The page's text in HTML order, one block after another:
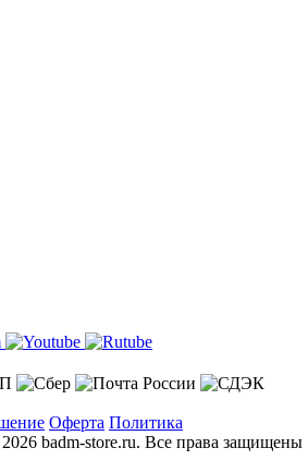
Оферта Политика
badm-store.ru. Все права защищены